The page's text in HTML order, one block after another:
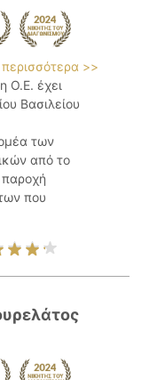
περισσότερα >>
Ο.Ε. έχει
Βασιλείου
των
από το
παροχή
που